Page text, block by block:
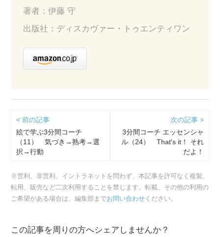
著者：伊藤 守
出版社：ディスカヴァー・トゥエンティワン
< 前の記事
絵で学ぶ3分間コーチ
（11） 気づき→熟考→選
択→行動
次の記事 >
3分間コーチ エッセンシャ
ル（24） That's it！ それ
だよ！
※営利、非営利、イントラネットを問わず、本記事を許可なく複製、
転用、販売など二次利用することを禁じます。転載、その他の利用の
ご希望がある場合は、編集部までお問い合わせ ください。
この記事を周りの方へシェアしませんか？